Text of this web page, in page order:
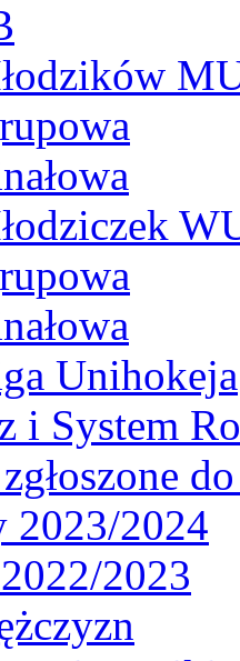
Unihokeja
i System
2023/2024
2023